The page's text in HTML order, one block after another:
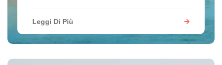
Leggi Di Più